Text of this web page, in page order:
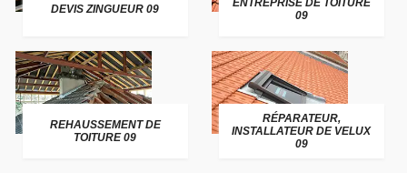
DEVIS ZINGUEUR 09
ENTREPRISE DE TOITURE
09
REHAUSSEMENT DE
TOITURE 09
RÉPARATEUR,
INSTALLATEUR DE VELUX
09